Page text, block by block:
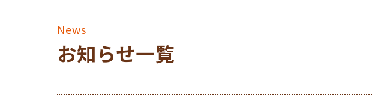
お知らせ一覧